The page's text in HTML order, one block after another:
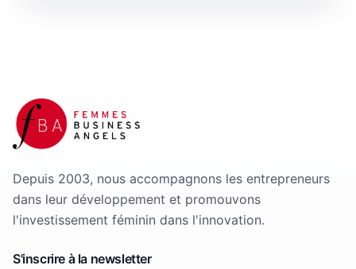
Depuis 2003, nous accompagnons les entrepreneurs
dans leur développement et promouvons
l'investissement féminin dans l'innovation.
S'inscrire à la newsletter